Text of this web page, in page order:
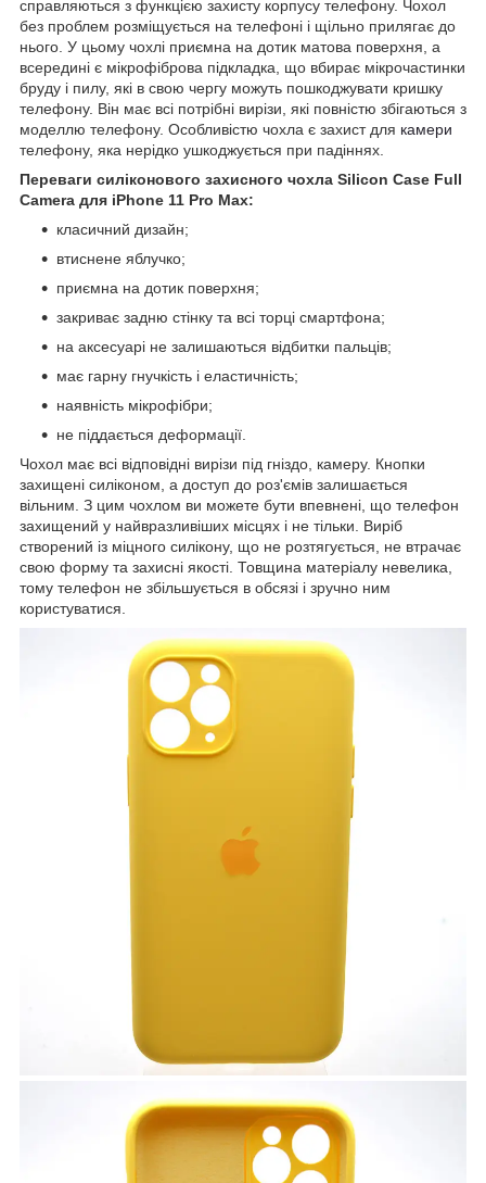
справляються з функцією захисту корпусу телефону. Чохол
без проблем розміщується на телефоні і щільно прилягає до
нього. У цьому чохлі приємна на дотик матова поверхня, а
всередині є мікрофіброва підкладка, що вбирає мікрочастинки
бруду і пилу, які в свою чергу можуть пошкоджувати кришку
телефону. Він має всі потрібні вирізи, які повністю збігаються з
моделлю телефону. Особливістю чохла є захист для камери
телефону, яка нерідко ушкоджується при падіннях.
Переваги силіконового захисного чохла Silicon Case Full
Camera для iPhone 11 Pro Max:
класичний дизайн;
втиснене яблучко;
приємна на дотик поверхня;
закриває задню стінку та всі торці смартфона;
на аксесуарі не залишаються відбитки пальців;
має гарну гнучкість і еластичність;
наявність мікрофібри;
не піддається деформації.
Чохол має всі відповідні вирізи під гніздо, камеру. Кнопки
захищені силіконом, а доступ до роз'ємів залишається
вільним. З цим чохлом ви можете бути впевнені, що телефон
захищений у найвразливіших місцях і не тільки. Виріб
створений із міцного силікону, що не розтягується, не втрачає
свою форму та захисні якості. Товщина матеріалу невелика,
тому телефон не збільшується в обсязі і зручно ним
користуватися.